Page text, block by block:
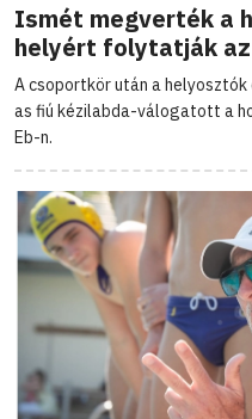
Ismét megverték a
helyért folytatják az
A csoportkör után a
as fiú kézilabda-válogatott a
Eb-n.